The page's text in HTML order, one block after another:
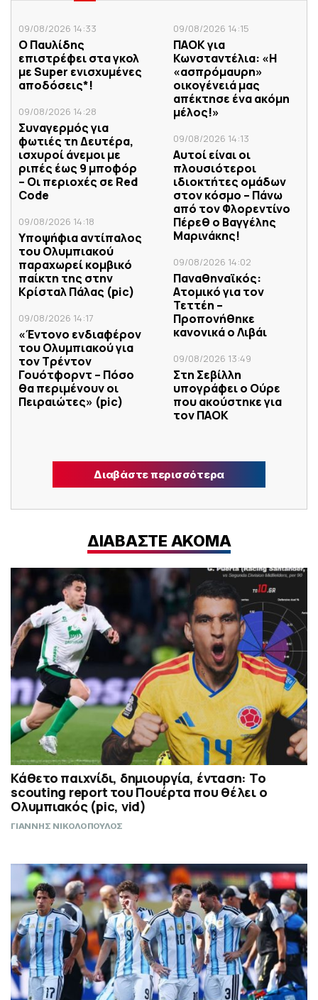
09/08/2026 14:33
Ο Παυλίδης
επιστρέφει στα γκολ
με Super ενισχυμένες
αποδόσεις*!
09/08/2026 14:28
Συναγερμός για
φωτιές τη Δευτέρα,
ισχυροί άνεμοι με
ριπές έως 9 μποφόρ
– Οι περιοχές σε Red
Code
09/08/2026 14:18
Υποψήφια αντίπαλος
του Ολυμπιακού
παραχωρεί κομβικό
παίκτη της στην
Κρίσταλ Πάλας (pic)
09/08/2026 14:17
«Έντονο ενδιαφέρον
του Ολυμπιακού για
τον Τρέντον
Γουότφορντ – Πόσο
θα περιμένουν οι
Πειραιώτες» (pic)
09/08/2026 14:15
ΠΑΟΚ για
Κωνσταντέλια: «Η
«ασπρόμαυρη»
οικογένειά μας
απέκτησε ένα ακόμη
μέλος!»
09/08/2026 14:13
Αυτοί είναι οι
πλουσιότεροι
ιδιοκτήτες ομάδων
στον κόσμο – Πάνω
από τον Φλορεντίνο
Πέρεθ ο Βαγγέλης
Μαρινάκης!
09/08/2026 14:02
Παναθηναϊκός:
Ατομικό για τον
Τεττέη –
Προπονήθηκε
κανονικά ο Λιβάι
09/08/2026 13:49
Στη Σεβίλλη
υπογράφει ο Ούρε
που ακούστηκε για
τον ΠΑΟΚ
Διαβάστε περισσότερα
ΔΙΑΒΑΣΤΕ ΑΚΟΜΑ
Κάθετο παιχνίδι, δημιουργία, ένταση: Το
scouting report του Πουέρτα που θέλει ο
Ολυμπιακός (pic, vid)
ΓΙΑΝΝΗΣ ΝΙΚΟΛΟΠΟΥΛΟΣ